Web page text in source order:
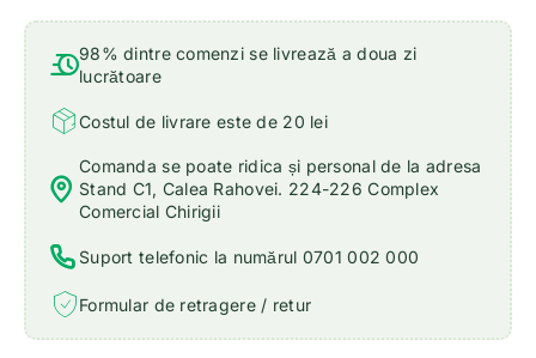
98% dintre comenzi se livrează a doua zi
lucrătoare
Costul de livrare este de 20 lei
Comanda se poate ridica și personal de la adresa
Stand C1, Calea Rahovei. 224-226 Complex
Comercial Chirigii
Suport telefonic la numărul 0701 002 000
Formular de retragere / retur